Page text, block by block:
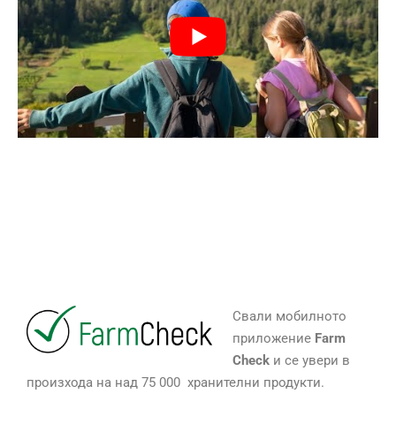
Свали мобилното
приложение Farm
Checkи се увери в
произхода на над 75 000 хранителни продукти.